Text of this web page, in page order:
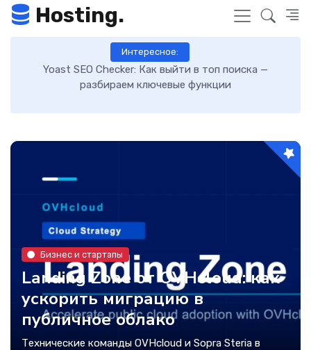
Hosting.
Интересное:
Как включить GZIP-сжатие в WordPress и ускорить
загрузку сайта: пошаговая инструкция
Бизнес и стартапы
Landing Zone от OVHcloud: как
ускорить миграцию в
публичное облако
Технические команды OVHcloud и Sopra Steria в